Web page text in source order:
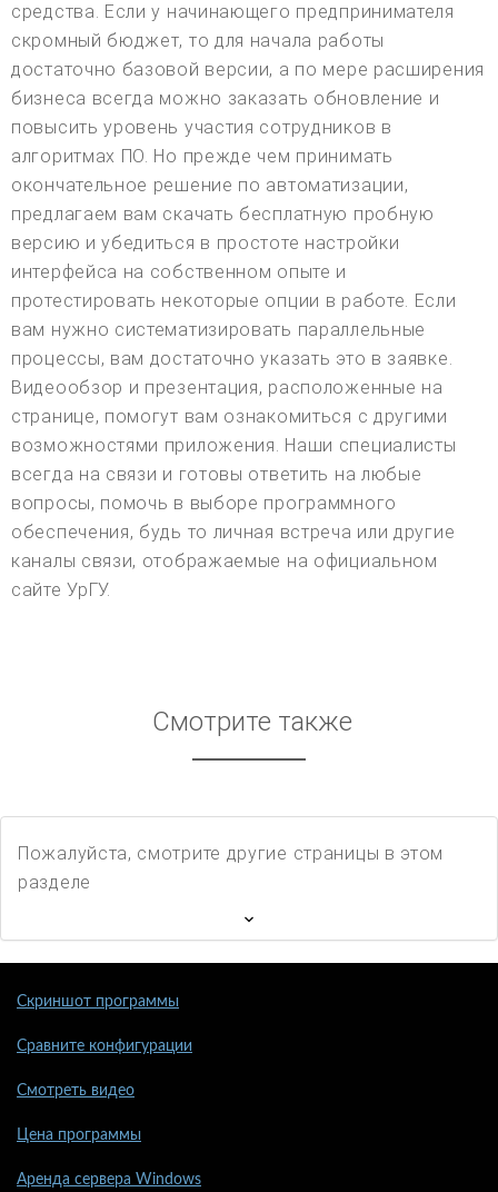
средства. Если у начинающего предпринимателя
скромный бюджет, то для начала работы
достаточно базовой версии, а по мере расширения
бизнеса всегда можно заказать обновление и
повысить уровень участия сотрудников в
алгоритмах ПО. Но прежде чем принимать
окончательное решение по автоматизации,
предлагаем вам скачать бесплатную пробную
версию и убедиться в простоте настройки
интерфейса на собственном опыте и
протестировать некоторые опции в работе. Если
вам нужно систематизировать параллельные
процессы, вам достаточно указать это в заявке.
Видеообзор и презентация, расположенные на
странице, помогут вам ознакомиться с другими
возможностями приложения. Наши специалисты
всегда на связи и готовы ответить на любые
вопросы, помочь в выборе программного
обеспечения, будь то личная встреча или другие
каналы связи, отображаемые на официальном
сайте УрГУ.
Смотрите также
Пожалуйста, смотрите другие страницы в этом
разделе
Скриншот программы
Сравните конфигурации
Смотреть видео
Цена программы
Аренда сервера Windows